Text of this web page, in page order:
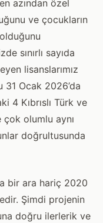
azından özel
ve çocukların
sınırlı sayıda
lisanslarımız
31 Ocak 2026’da
4 Kıbrıslı Türk ve
çok olumlu aynı
doğrultusunda
bir ara hariç 2020
Şimdi projenin
doğru ilerlerik ve